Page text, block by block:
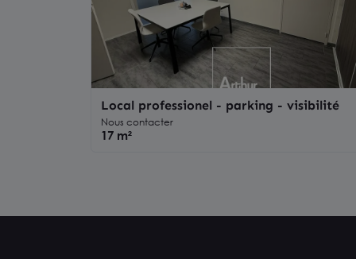
Local professionel - parking - visibilité
Nous contacter
17 m²